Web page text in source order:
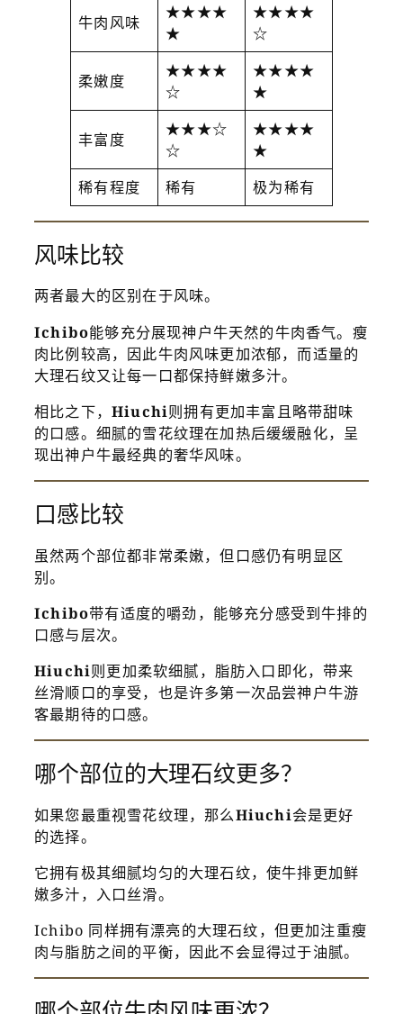
牛肉风味
★★★★
★
★★★★
☆
柔嫩度
★★★★
☆
★★★★
★
丰富度
★★★☆
☆
★★★★
★
稀有程度
稀有 极为稀有
风味比较
两者最大的区别在于风味。
Ichibo能够充分展现神户牛天然的牛肉香气。瘦
肉比例较高，因此牛肉风味更加浓郁，而适量的
大理石纹又让每一口都保持鲜嫩多汁。
相比之下， Hiuchi则拥有更加丰富且略带甜味
的口感。细腻的雪花纹理在加热后缓缓融化，呈
现出神户牛最经典的奢华风味。
口感比较
虽然两个部位都非常柔嫩，但口感仍有明显区
别。
Ichibo带有适度的嚼劲，能够充分感受到牛排的
口感与层次。
Hiuchi则更加柔软细腻，脂肪入口即化，带来
丝滑顺口的享受，也是许多第一次品尝神户牛游
客最期待的口感。
哪个部位的大理石纹更多？
如果您最重视雪花纹理，那么Hiuchi会是更好
的选择。
它拥有极其细腻均匀的大理石纹，使牛排更加鲜
嫩多汁，入口丝滑。
Ichibo 同样拥有漂亮的大理石纹，但更加注重瘦
肉与脂肪之间的平衡，因此不会显得过于油腻。